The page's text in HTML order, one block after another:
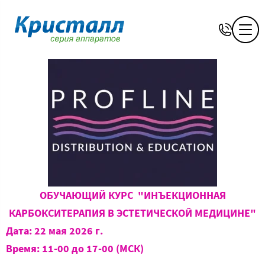
ОБУЧАЮЩИЙ КУРС "ИНЪЕКЦИОННАЯ
КАРБОКСИТЕРАПИЯ В ЭСТЕТИЧЕСКОЙ МЕДИЦИНЕ"
Дата: 22 мая 2026 г.
Время: 11-00 до 17-00 (МСК)